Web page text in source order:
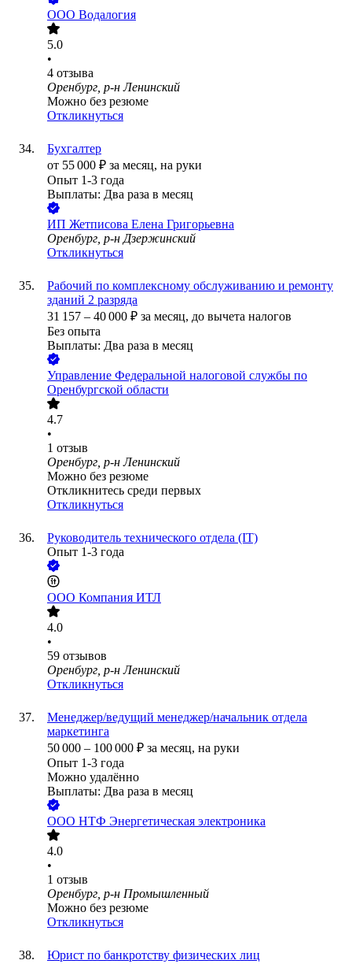
ООО Водалогия
5.0
•
4 отзыва
Оренбург, р-н Ленинский
Можно без резюме
Откликнуться
Бухгалтер
от 55 000 ₽ за месяц, на руки
Опыт 1-3 года
Выплаты: Два раза в месяц
ИП Жетписова Елена Григорьевна
Оренбург, р-н Дзержинский
Откликнуться
Рабочий по комплексному обслуживанию и ремонту
зданий 2 разряда
31 157 – 40 000 ₽ за месяц, до вычета налогов
Без опыта
Выплаты: Два раза в месяц
Управление Федеральной налоговой службы по
Оренбургской области
4.7
•
1 отзыв
Оренбург, р-н Ленинский
Можно без резюме
Откликнитесь среди первых
Откликнуться
Руководитель технического отдела (IT)
Опыт 1-3 года
ООО Компания ИТЛ
4.0
•
59 отзывов
Оренбург, р-н Ленинский
Откликнуться
Менеджер/ведущий менеджер/начальник отдела
маркетинга
50 000 – 100 000 ₽ за месяц, на руки
Опыт 1-3 года
Можно удалённо
Выплаты: Два раза в месяц
ООО НТФ Энергетическая электроника
4.0
•
1 отзыв
Оренбург, р-н Промышленный
Можно без резюме
Откликнуться
Юрист по банкротству физических лиц